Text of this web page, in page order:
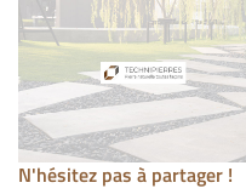
N'hésitez pas à partager !